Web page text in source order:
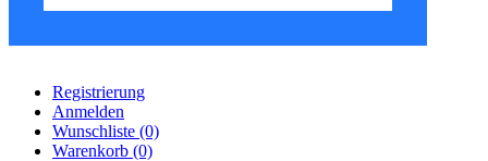
Registrierung
Anmelden
Wunschliste (0)
Warenkorb (0)